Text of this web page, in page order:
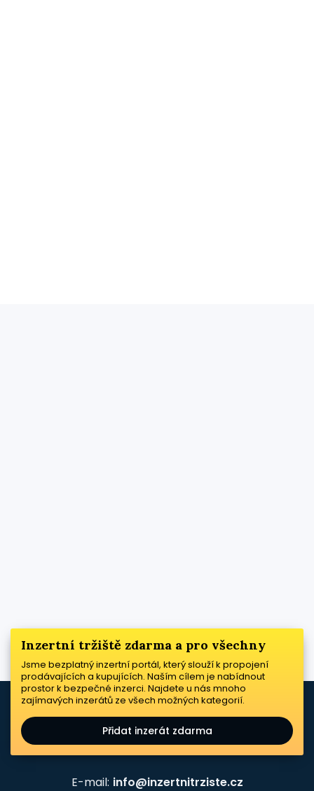
Inzertní tržiště zdarma a pro všechny
Jsme bezplatný inzertní portál, který slouží k propojení
prodávajících a kupujících. Naším cílem je nabídnout
prostor k bezpečné inzerci. Najdete u nás mnoho
zajímavých inzerátů ze všech možných kategorií.
Přidat inzerát zdarma
E-mail: info@inzertnitrziste.cz